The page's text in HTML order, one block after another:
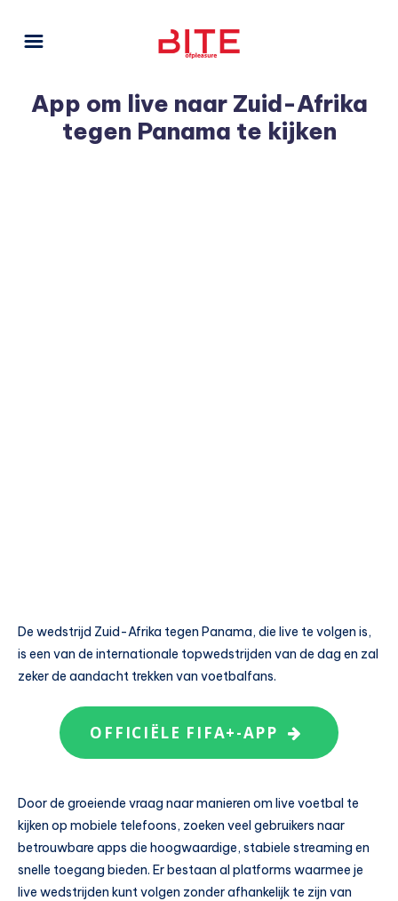
App om live naar Zuid-Afrika
tegen Panama te kijken
De wedstrijd Zuid-Afrika tegen Panama, die live te volgen is,
is een van de internationale topwedstrijden van de dag en zal
zeker de aandacht trekken van voetbalfans.
OFFICIËLE FIFA+-APP
Door de groeiende vraag naar manieren om live voetbal te
kijken op mobiele telefoons, zoeken veel gebruikers naar
betrouwbare apps die hoogwaardige, stabiele streaming en
snelle toegang bieden. Er bestaan al platforms waarmee je
live wedstrijden kunt volgen zonder afhankelijk te zijn van